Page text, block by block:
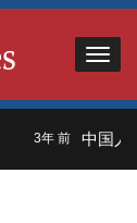
3年 前 中国人観